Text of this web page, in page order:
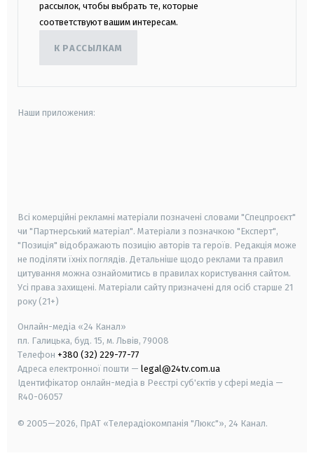
рассылок, чтобы выбрать те, которые
соответствуют вашим интересам.
К РАССЫЛКАМ
Наши приложения:
Всі комерційні рекламні матеріали позначені словами "Спецпроєкт"
чи "Партнерський матеріал". Матеріали з позначкою "Експерт",
"Позиція" відображають позицію авторів та героїв. Редакція може
не поділяти їхніх поглядів. Детальніше щодо реклами та правил
цитування можна ознайомитись в правилах користування сайтом.
Усі права захищені. Матеріали сайту призначені для осіб старше 21
року (21+)
Онлайн-медіа «24 Канал»
пл. Галицька, буд. 15, м. Львів, 79008
Телефон +380 (32) 229-77-77
Адреса електронної пошти — legal@24tv.com.ua
Ідентифікатор онлайн-медіа в Реєстрі суб'єктів у сфері медіа —
R40-06057
© 2005—2026, ПрАТ «Телерадіокомпанія "Люкс"», 24 Канал.